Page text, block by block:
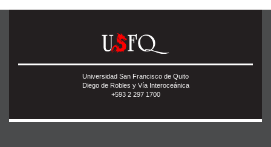
Universidad San Francisco de Quito
Diego de Robles y Vía Interoceánica
+593 2 297 1700